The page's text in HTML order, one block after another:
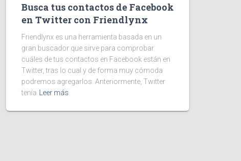
Busca tus contactos de Facebook
en Twitter con Friendlynx
Friendlynx es una herramienta basada en un
gran buscador que sirve para comprobar
cuáles de tus contactos en Facebook están en
Twitter, tras lo cual y de forma muy cómoda
podremos agregarlos. Anteriormente, Twitter
tenía
Leer más